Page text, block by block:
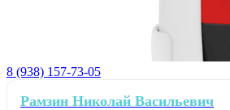
8 (938) 157-73-05
Рамзин Николай Васильевич